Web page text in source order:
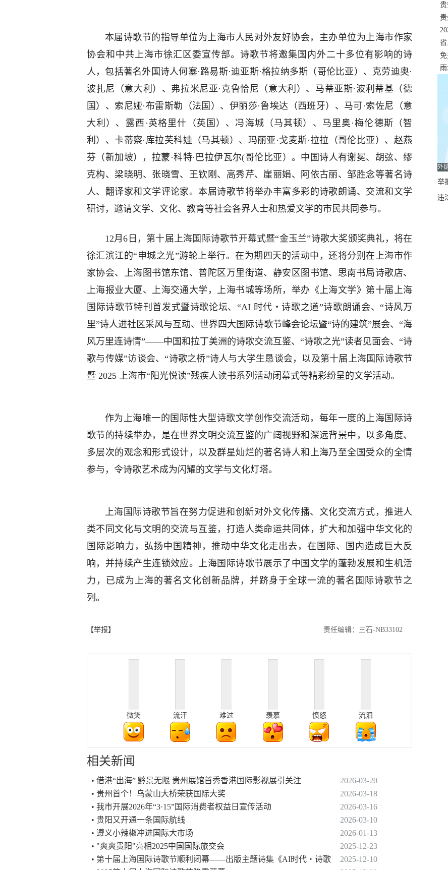
本届诗歌节的指导单位为上海市人民对外友好协会，主办单位为上海市作家
协会和中共上海市徐汇区委宣传部。诗歌节将邀集国内外二十多位有影响的诗
人，包括著名外国诗人何塞·路易斯·迪亚斯·格拉纳多斯（哥伦比亚）、克劳迪奥·
波扎尼（意大利）、弗拉米尼亚·克鲁恰尼（意大利）、马蒂亚斯·波利蒂基（德
国）、索尼娅·布雷斯勒（法国）、伊丽莎·鲁埃达（西班牙）、马可·索佐尼（意
大利）、露西·英格里什（英国）、冯海城（马其顿）、马里奥·梅伦德斯（智
利）、卡蒂察·库拉芙科娃（马其顿）、玛丽亚·戈麦斯·拉拉（哥伦比亚）、赵燕
芬（新加坡），拉蒙·科特·巴拉伊瓦尔(哥伦比亚）。中国诗人有谢冕、胡弦、缪
克构、梁晓明、张晓雪、王钦刚、高秀芹、崖丽娟、阿依古丽、邹胜念等著名诗
人、翻译家和文学评论家。本届诗歌节将举办丰富多彩的诗歌朗诵、交流和文学
研讨，邀请文学、文化、教育等社会各界人士和热爱文学的市民共同参与。
12月6日，第十届上海国际诗歌节开幕式暨“金玉兰”诗歌大奖颁奖典礼，将在
徐汇滨江的“申城之光”游轮上举行。在为期四天的活动中，还将分别在上海市作
家协会、上海图书馆东馆、普陀区万里街道、静安区图书馆、思南书局诗歌店、
上海报业大厦、上海交通大学，上海书城等场所，举办《上海文学》第十届上海
国际诗歌节特刊首发式暨诗歌论坛、“AI 时代・诗歌之道”诗歌朗诵会、“诗风万
里”诗人进社区采风与互动、世界四大国际诗歌节峰会论坛暨“诗的建筑”展会、“海
风万里连诗情”——中国和拉丁美洲的诗歌交流互鉴、“诗歌之光”读者见面会、“诗
歌与传媒”访谈会、“诗歌之桥”诗人与大学生恳谈会，以及第十届上海国际诗歌节
暨 2025 上海市“阳光悦读”残疾人读书系列活动闭幕式等精彩纷呈的文学活动。
作为上海唯一的国际性大型诗歌文学创作交流活动，每年一度的上海国际诗
歌节的持续举办，是在世界文明交流互鉴的广阔视野和深远背景中，以多角度、
多层次的观念和形式设计，以及群星灿烂的著名诗人和上海乃至全国受众的全情
参与，令诗歌艺术成为闪耀的文学与文化灯塔。
上海国际诗歌节旨在努力促进和创新对外文化传播、文化交流方式，推进人
类不同文化与文明的交流与互鉴，打造人类命运共同体，扩大和加强中华文化的
国际影响力，弘扬中国精神，推动中华文化走出去，在国际、国内造成巨大反
响，并持续产生连锁效应。上海国际诗歌节展示了中国文学的蓬勃发展和生机活
力，已成为上海的著名文化创新品牌，并跻身于全球一流的著名国际诗歌节之
列。
【举报】 责任编辑：三石-NB33102
微笑 流汗 难过 羡慕 愤怒 流泪
相关新闻
• 借港“出海” 黔景无限 贵州展馆首秀香港国际影视展引关注
2026-03-20
• 贵州首个！乌蒙山大桥荣获国际大奖
2026-03-18
• 我市开展2026年“3·15”国际消费者权益日宣传活动
2026-03-16
• 贵阳又开通一条国际航线
2026-03-10
• 遵义小辣椒冲进国际大市场
2026-01-13
• "爽爽贵阳"亮相2025中国国际旅交会
2025-12-23
• 第十届上海国际诗歌节顺利闭幕——出版主题诗集《AI时代・诗歌
2025-12-10
贵
贵
外
举
违